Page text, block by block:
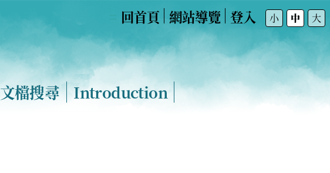
回首頁 網站導覽 登入 小 中 大
文檔搜尋 Introduction